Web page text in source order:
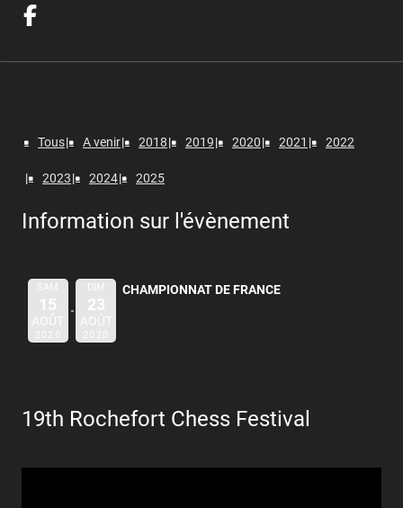
Tous A venir 2018 2019 2020 2021 2022
2023 2024 2025
Information sur l'évènement
SAM
15
AOÛT
2020
DIM
23
AOÛT
2020
CHAMPIONNAT DE FRANCE
19th Rochefort Chess Festival